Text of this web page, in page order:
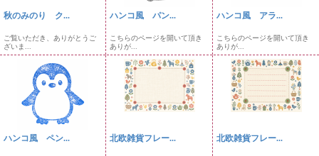
秋のみのり ク...
ご覧いただき、ありがとうご
ざいま...
ハンコ風 パン...
こちらのページを開いて頂き
ありが...
ハンコ風 アラ...
こちらのページを開いて頂き
ありが...
ハンコ風 ペン... 北欧雑貨フレー... 北欧雑貨フレー...